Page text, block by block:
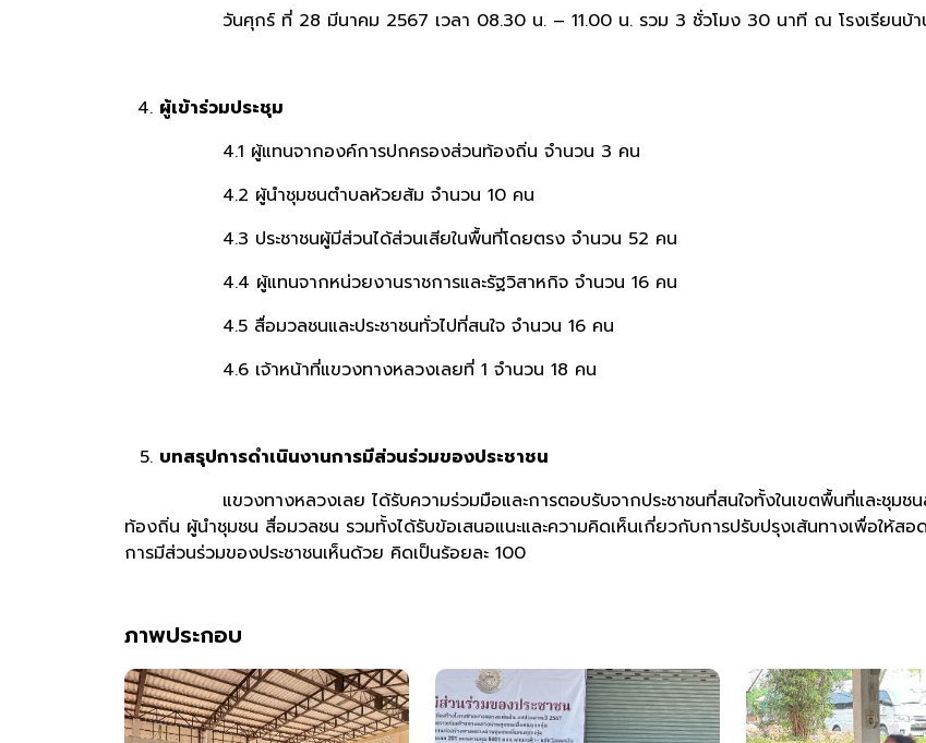
วันศุกร์ ที่ 28 มีนาคม 2567 เวลา 08.30 น. – 11.00 น. รวม 3 ชั่วโมง 30 นาที ณ โรงเรียนบ้าน
ผู้เข้าร่วมประชุม
4.1 ผู้แทนจากองค์การปกครองส่วนท้องถิ่น จำนวน 3 คน
4.2 ผู้นำชุมชนตำบลห้วยส้ม จำนวน 10 คน
4.3 ประชาชนผู้มีส่วนได้ส่วนเสียในพื้นที่โดยตรง จำนวน 52 คน
4.4 ผู้แทนจากหน่วยงานราชการและรัฐวิสาหกิจ จำนวน 16 คน
4.5 สื่อมวลชนและประชาชนทั่วไปที่สนใจ จำนวน 16 คน
4.6 เจ้าหน้าที่แขวงทางหลวงเลยที่ 1 จำนวน 18 คน
บทสรุปการดำเนินงานการมีส่วนร่วมของประชาชน
แขวงทางหลวงเลย ได้รับความร่วมมือและการตอบรับจากประชาชนที่สนใจทั้งในเขตพื้นที่และชุมชน
ท้องถิ่น ผู้นำชุมชน สื่อมวลชน รวมทั้งได้รับข้อเสนอแนะและความคิดเห็นเกี่ยวกับการปรับปรุงเส้นทางเพื่อให้ส
การมีส่วนร่วมของประชาชนเห็นด้วย คิดเป็นร้อยละ 100
ภาพประกอบ